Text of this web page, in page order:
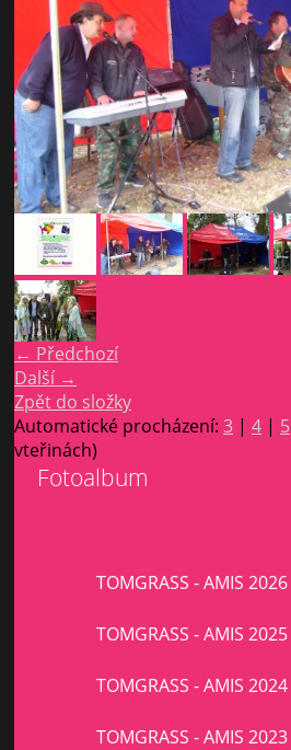
← Předchozí
Další →
Zpět do složky
Automatické procházení: 3 | 4 | 5
vteřinách)
Fotoalbum
TOMGRASS - AMIS 2026
TOMGRASS - AMIS 2025
TOMGRASS - AMIS 2024
TOMGRASS - AMIS 2023